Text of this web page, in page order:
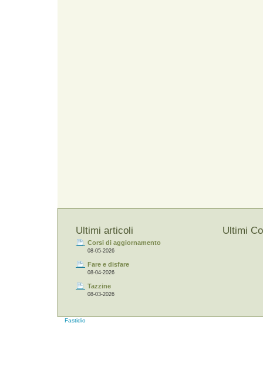
Ultimi articoli
Corsi di aggiornamento
08-05-2026
Fare e disfare
08-04-2026
Tazzine
08-03-2026
Ultimi
Fastidio